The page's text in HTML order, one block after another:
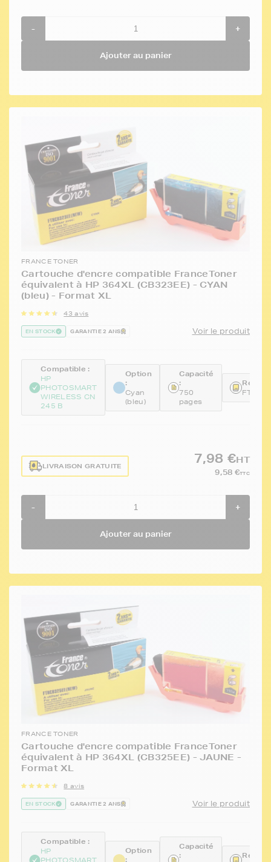
- +
Ajouter au panier
FRANCE TONER
Cartouche d'encre compatible FranceToner
équivalent à HP 364XL (CB323EE) - CYAN
(bleu) - Format XL
43 avis
EN STOCK GARANTIE 2 ANS Voir le produit
Compatible :
HP
PHOTOSMART
WIRELESS CN
245 B
Option
:
Cyan
(bleu)
Capacité
:
750
pages
LIVRAISON GRATUITE
7,98 €HT
9,58 €TTC
- +
Ajouter au panier
FRANCE TONER
Cartouche d'encre compatible FranceToner
équivalent à HP 364XL (CB325EE) - JAUNE -
Format XL
8 avis
EN STOCK GARANTIE 2 ANS Voir le produit
Compatible :
HP
PHOTOSMART
Option
:
Capacité
: